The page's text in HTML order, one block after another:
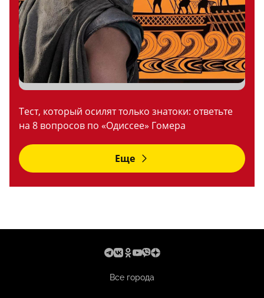
Тест, который осилят только знатоки: ответьте
на 8 вопросов по «Одиссее» Гомера
Еще
Все города